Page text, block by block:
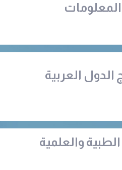
العربية
والعلمية